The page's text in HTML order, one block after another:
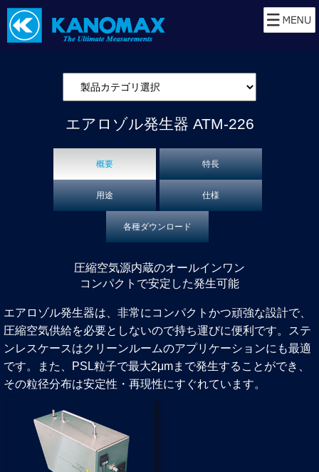
エアロゾル発生器 ATM-226
概要 特長
用途 仕様
各種ダウンロード
圧縮空気源内蔵のオールインワン
コンパクトで安定した発生可能
エアロゾル発⽣器は、⾮常にコンパクトかつ頑強な設計で、
圧縮空気供給を必要としないので持ち運びに便利です。ステ
ンレスケースはクリーンルームのアプリケーションにも最適
です。また、PSL粒⼦で最⼤2μmまで発⽣することができ、
その粒径分布は安定性・再現性にすぐれています。